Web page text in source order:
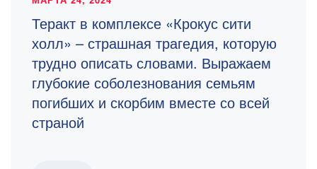
Теракт в комплексе «Крокус сити
холл» – страшная трагедия, которую
трудно описать словами. Выражаем
глубокие соболезнования семьям
погибших и скорбим вместе со всей
страной